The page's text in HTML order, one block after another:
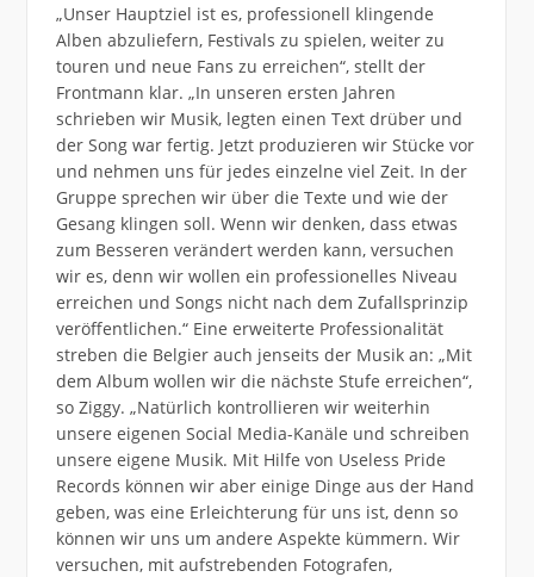
„Unser Hauptziel ist es, professionell klingende
Alben abzuliefern, Festivals zu spielen, weiter zu
touren und neue Fans zu erreichen“, stellt der
Frontmann klar. „In unseren ersten Jahren
schrieben wir Musik, legten einen Text drüber und
der Song war fertig. Jetzt produzieren wir Stücke vor
und nehmen uns für jedes einzelne viel Zeit. In der
Gruppe sprechen wir über die Texte und wie der
Gesang klingen soll. Wenn wir denken, dass etwas
zum Besseren verändert werden kann, versuchen
wir es, denn wir wollen ein professionelles Niveau
erreichen und Songs nicht nach dem Zufallsprinzip
veröffentlichen.“ Eine erweiterte Professionalität
streben die Belgier auch jenseits der Musik an: „Mit
dem Album wollen wir die nächste Stufe erreichen“,
so Ziggy. „Natürlich kontrollieren wir weiterhin
unsere eigenen Social Media-Kanäle und schreiben
unsere eigene Musik. Mit Hilfe von Useless Pride
Records können wir aber einige Dinge aus der Hand
geben, was eine Erleichterung für uns ist, denn so
können wir uns um andere Aspekte kümmern. Wir
versuchen, mit aufstrebenden Fotografen,